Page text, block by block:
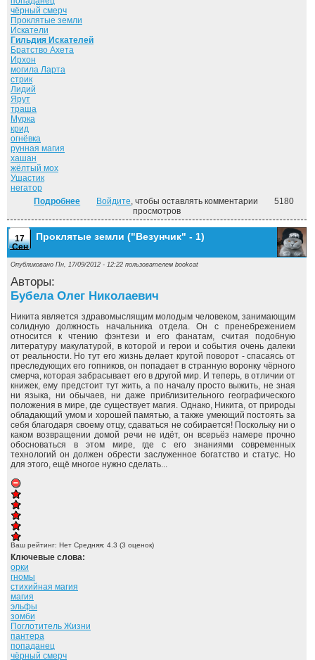
чёрный смерч
Проклятые земли
Искатели
Гильдия Искателей
Братство Ахета
Ирхон
могила Ларта
стрик
Лидий
Ярут
траша
Мурка
крид
огнёвка
рунная магия
хашан
жёлтый мох
Ушастик
негатор
Подробнее о Люди и нелюди. ("Везунчик" - 2)
Войдите, чтобы оставлять комментарии
5180
просмотров
17
Сен
Проклятые земли ("Везунчик" - 1)
Опубликовано Пн, 17/09/2012 - 12:22 пользователем bookcat
Авторы:
Бубела Олег Николаевич
Никита является здравомыслящим молодым человеком, занимающим
солидную должность начальника отдела. Он с пренебрежением
относится к чтению фэнтези и его фанатам, считая подобную
литературу макулатурой, в которой и герои и события очень далеки
от реальности. Но тут его жизнь делает крутой поворот - спасаясь от
преследующих его гопников, он попадает в странную воронку чёрного
смерча, которая забрасывает его в другой мир. И теперь, в отличии от
книжек, ему предстоит тут жить, а по началу просто выжить, не зная
ни языка, ни обычаев, ни даже приблизительного географического
положения в мире, где существует магия. Однако, Никита, от природы
обладающий умом и хорошей памятью, а также умеющий постоять за
себя благодаря своему отцу, сдаваться не собирается! Поскольку ни о
каком возвращении домой речи не идёт, он всерьёз намере прочно
обосноваться в этом мире, где с его знаниями современных
технологий он должен обрести заслуженное богатство и статус. Но
для этого, ещё многое нужно сделать...
Ваш рейтинг: Нет Средняя: 4.3 (3 оценок)
Ключевые слова:
орки
гномы
стихийная магия
магия
эльфы
зомби
Поглотитель Жизни
пантера
попаданец
чёрный смерч